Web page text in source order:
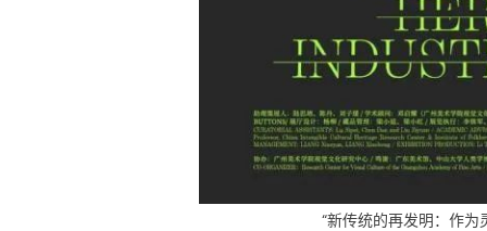
“新传统的再发明：作为